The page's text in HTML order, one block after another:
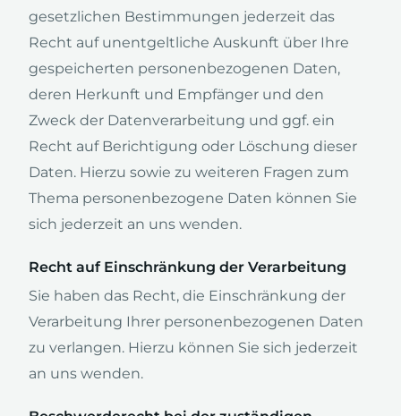
gesetzlichen Bestimmungen jederzeit das
Recht auf unentgeltliche Auskunft über Ihre
gespeicherten personenbezogenen Daten,
deren Herkunft und Empfänger und den
Zweck der Datenverarbeitung und ggf. ein
Recht auf Berichtigung oder Löschung dieser
Daten. Hierzu sowie zu weiteren Fragen zum
Thema personenbezogene Daten können Sie
sich jederzeit an uns wenden.
Recht auf Einschränkung der Verarbeitung
Sie haben das Recht, die Einschränkung der
Verarbeitung Ihrer personenbezogenen Daten
zu verlangen. Hierzu können Sie sich jederzeit
an uns wenden.